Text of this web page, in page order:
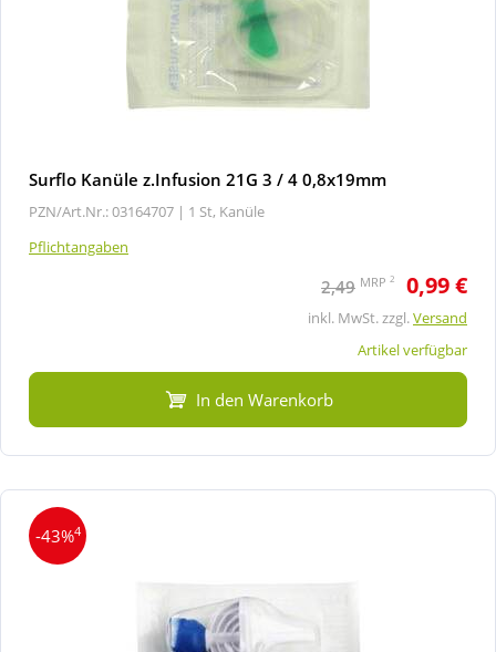
Surflo Kanüle z.Infusion 21G 3 / 4 0,8x19mm
PZN/Art.Nr.: 03164707 | 1 St, Kanüle
Pflichtangaben
2,49 MRP 2 0,99 €
inkl. MwSt. zzgl.Versand
Artikel verfügbar
In den Warenkorb
-43%4